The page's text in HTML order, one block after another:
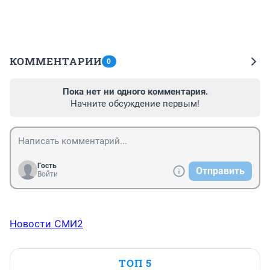
КОММЕНТАРИИ 0
Пока нет ни одного комментария.
Начните обсуждение первым!
Гость
Войти
Отправить
Новости СМИ2
ТОП 5